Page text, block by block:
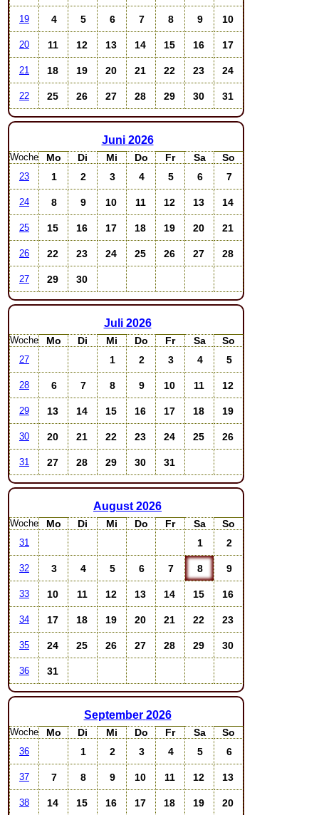
19 4 5 6 7 8 9 10
20 11 12 13 14 15 16 17
21 18 19 20 21 22 23 24
22 25 26 27 28 29 30 31
Juni 2026
Woche Mo Di Mi Do Fr Sa So
23 1 2 3 4 5 6 7
24 8 9 10 11 12 13 14
25 15 16 17 18 19 20 21
26 22 23 24 25 26 27 28
27 29 30
Juli 2026
Woche Mo Di Mi Do Fr Sa So
27 1 2 3 4 5
28 6 7 8 9 10 11 12
29 13 14 15 16 17 18 19
30 20 21 22 23 24 25 26
31 27 28 29 30 31
August 2026
Woche Mo Di Mi Do Fr Sa So
31 1 2
32 3 4 5 6 7 8 9
33 10 11 12 13 14 15 16
34 17 18 19 20 21 22 23
35 24 25 26 27 28 29 30
36 31
September 2026
Woche Mo Di Mi Do Fr Sa So
36 1 2 3 4 5 6
37 7 8 9 10 11 12 13
38 14 15 16 17 18 19 20